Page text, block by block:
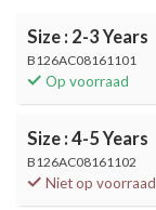
Size : 2-3 Years
B126AC08161101
Op voorraad
Size : 4-5 Years
B126AC08161102
Niet op voorraad